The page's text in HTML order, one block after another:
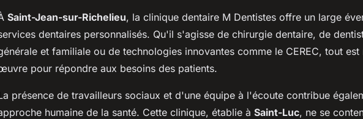
Saint-Jean-sur-Richelieu, la clinique dentaire M Dentistes offre un large
dentaires personnalisés. Qu'il s'agisse de chirurgie dentaire, de
et familiale ou de technologies innovantes comme le CEREC, tout est
pour répondre aux besoins des patients.
présence de travailleurs sociaux et d'une équipe à l'écoute contribue
humaine de la santé. Cette clinique, établie à Saint-Luc, ne se